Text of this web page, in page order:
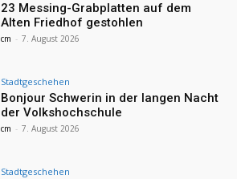
23 Messing-Grabplatten auf dem
Alten Friedhof gestohlen
cm - 7. August 2026
Stadtgeschehen
Bonjour Schwerin in der langen Nacht
der Volkshochschule
cm - 7. August 2026
Stadtgeschehen